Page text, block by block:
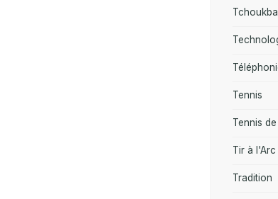
Tchoukball
Tennis
Tennis
Tir à l'Arc
Tradition